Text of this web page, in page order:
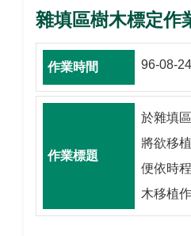
雜填區樹木標定作
96-08-24
於雜填
將欲移
便依時
木移植